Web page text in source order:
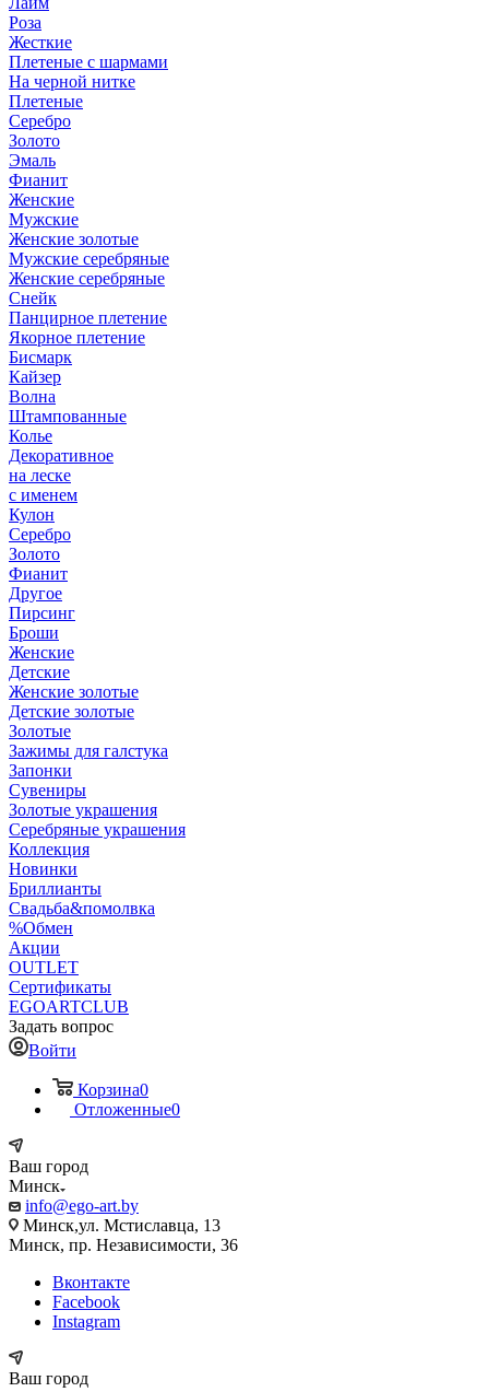
Роза
Жесткие
Плетеные с шармами
На черной нитке
Плетеные
Серебро
Золото
Эмаль
Фианит
Женские
Мужские
Женские золотые
Мужские серебряные
Женские серебряные
Снейк
Панцирное плетение
Якорное плетение
Бисмарк
Кайзер
Волна
Штампованные
Колье
Декоративное
на леске
с именем
Кулон
Серебро
Золото
Фианит
Другое
Пирсинг
Броши
Женские
Детские
Женские золотые
Детские золотые
Золотые
Зажимы для галстука
Запонки
Сувениры
Золотые украшения
Серебряные украшения
Коллекция
Новинки
Бриллианты
Свадьба&помолвка
%Обмен
Акции
OUTLET
Сертификаты
EGOARTCLUB
Задать вопрос
Войти
Корзина0
Отложенные0
Ваш город
Минск
info@ego-art.by
Минск,ул. Мстиславца, 13
Минск, пр. Независимости, 36
Вконтакте
Facebook
Instagram
Ваш город